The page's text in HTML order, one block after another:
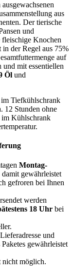
aus
Der tierische
und
Knochen
der Regel aus 75%
auf
und mit essentiellen
Öl und
Tiefkühlschrank
12 Stunden ohne
im Kühlschrank
Montag-
damit gewährleistet
gefroren bei Ihnen
werden
18 Uhr bei
und
gewährleistet
nicht möglich.